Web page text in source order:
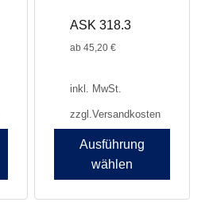
ASK 318.3
ab 45,20 €
inkl. MwSt.
zzgl. Versandkosten
Ausführung
wählen